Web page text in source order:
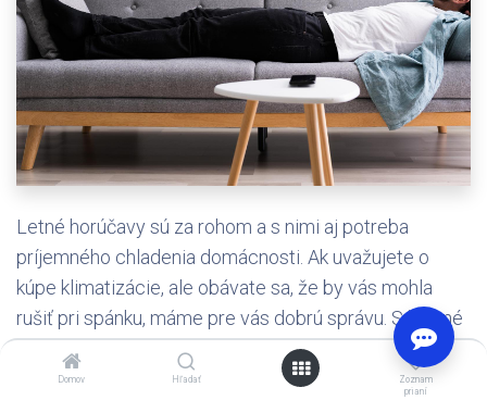
Domov Hľadať
Zoznam
prianí
Letné horúčavy sú za rohom a s nimi aj potreba
príjemného chladenia domácnosti. Ak uvažujete o
kúpe klimatizácie, ale obávate sa, že by vás mohla
rušiť pri spánku, máme pre vás dobrú správu. Súčasné
klimatizačné jednotky sú navrhnuté tak, aby ich chod
bol takmer nepočuteľný – podobne aj
moderné